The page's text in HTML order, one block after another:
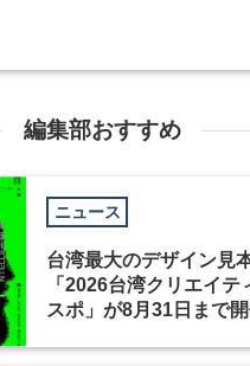
編集部おすすめ
ニュース
台湾最大のデザイン見
「2026台湾クリエイテ
スポ」が8月31日まで